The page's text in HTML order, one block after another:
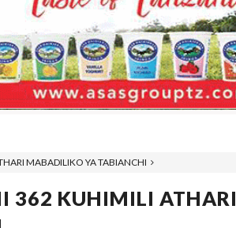
MABADILIKO YA TABIANCHI
362 KUHIMILI ATHARI